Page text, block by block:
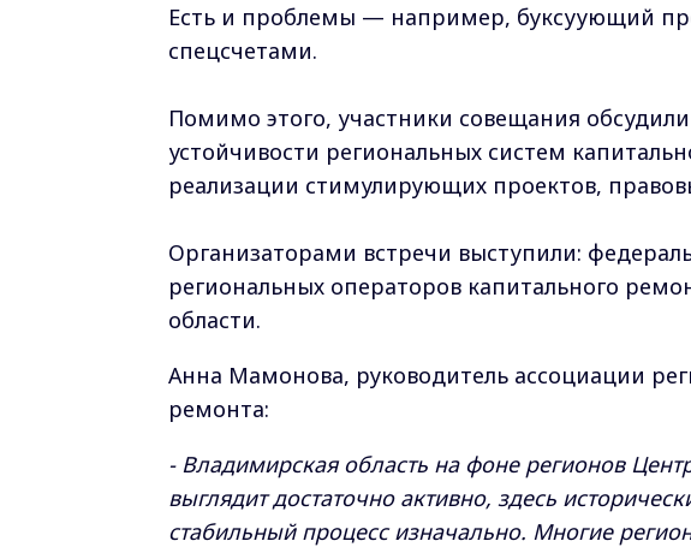
Есть и проблемы — например, буксуующий
спецсчетами.
Помимо этого, участники совещания
устойчивости региональных систем
реализации стимулирующих проектов,
Организаторами встречи выступили:
региональных операторов капитального
области.
Анна Мамонова, руководитель ассоциации
ремонта:
- Владимирская область на фоне регионов
выглядит достаточно активно, здесь
стабильный процесс изначально. Многие